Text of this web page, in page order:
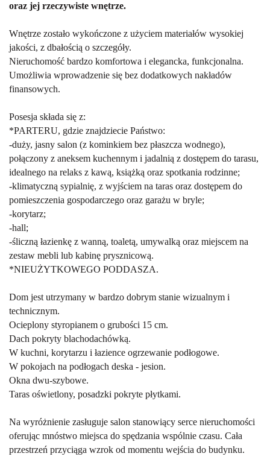
oraz jej rzeczywiste wnętrze.
Wnętrze zostało wykończone z użyciem materiałów wysokiej
jakości, z dbałością o szczegóły.
Nieruchomość bardzo komfortowa i elegancka, funkcjonalna.
Umożliwia wprowadzenie się bez dodatkowych nakładów
finansowych.
Posesja składa się z:
*PARTERU, gdzie znajdziecie Państwo:
-duży, jasny salon (z kominkiem bez płaszcza wodnego),
połączony z aneksem kuchennym i jadalnią z dostępem do tarasu,
idealnego na relaks z kawą, książką oraz spotkania rodzinne;
-klimatyczną sypialnię, z wyjściem na taras oraz dostępem do
pomieszczenia gospodarczego oraz garażu w bryle;
-korytarz;
-hall;
-śliczną łazienkę z wanną, toaletą, umywalką oraz miejscem na
zestaw mebli lub kabinę prysznicową.
*NIEUŻYTKOWEGO PODDASZA.
Dom jest utrzymany w bardzo dobrym stanie wizualnym i
technicznym.
Ocieplony styropianem o grubości 15 cm.
Dach pokryty blachodachówką.
W kuchni, korytarzu i łazience ogrzewanie podłogowe.
W pokojach na podłogach deska - jesion.
Okna dwu-szybowe.
Taras oświetlony, posadzki pokryte płytkami.
Na wyróżnienie zasługuje salon stanowiący serce nieruchomości
oferując mnóstwo miejsca do spędzania wspólnie czasu. Cała
przestrzeń przyciąga wzrok od momentu wejścia do budynku.